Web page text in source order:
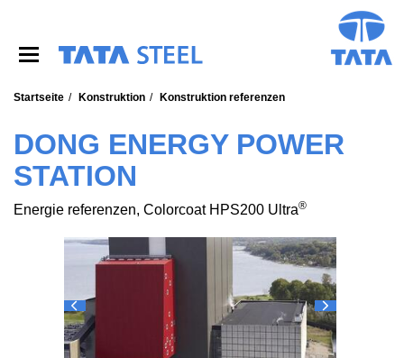
Startseite Konstruktion Konstruktion referenzen
DONG ENERGY POWER
STATION
Energie referenzen, Colorcoat HPS200 Ultra®